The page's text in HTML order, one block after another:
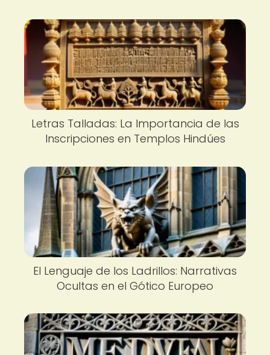
Letras Talladas: La Importancia de las
Inscripciones en Templos Hindúes
El Lenguaje de los Ladrillos: Narrativas
Ocultas en el Gótico Europeo